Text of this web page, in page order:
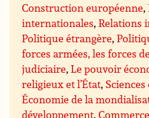
Construction européenne,
internationales,Relations
Politique étrangère,
forces armées, les forces
judiciaire,Le pouvoir
religieux et l’État,
Économie de la
développement,